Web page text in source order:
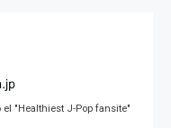
"Healthiest J-Pop fansite"